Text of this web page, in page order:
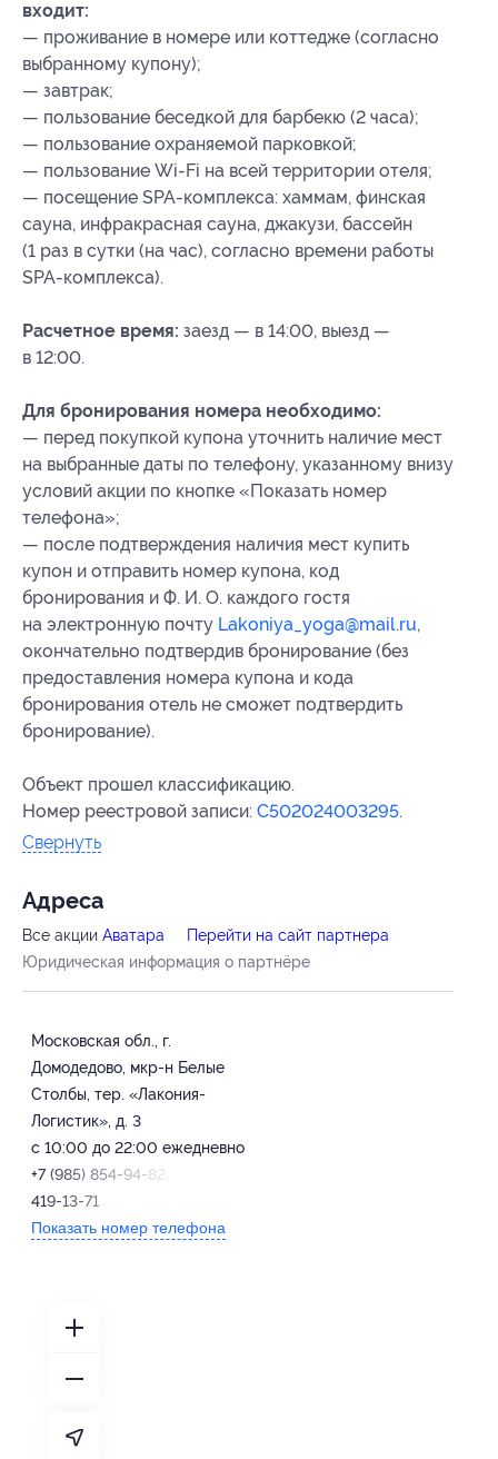
входит:
— проживание в номере или коттедже (согласно
выбранному купону);
— завтрак;
— пользование беседкой для барбекю (2 часа);
— пользование охраняемой парковкой;
— пользование Wi-Fi на всей территории отеля;
— посещение SPA-комплекса: хаммам, финская
сауна, инфракрасная сауна, джакузи, бассейн
(1 раз в сутки (на час), согласно времени работы
SPA-комплекса).
Расчетное время: заезд — в 14:00, выезд —
в 12:00.
Для бронирования номера необходимо:
— перед покупкой купона уточнить наличие мест
на выбранные даты по телефону, указанному внизу
условий акции по кнопке «Показать номер
телефона»;
— после подтверждения наличия мест купить
купон и отправить номер купона, код
бронирования и Ф. И. О. каждого гостя
на электронную почту Lakoniya_yoga@mail.ru,
окончательно подтвердив бронирование (без
предоставления номера купона и кода
бронирования отель не сможет подтвердить
бронирование).
Объект прошел классификацию.
Номер реестровой записи: С502024003295.
Свернуть
Адресa
Все акции Аватара
Перейти на сайт партнера
Юридическая информация о партнёре
Московская обл., г.
Домодедово, мкр-н Белые
Столбы, тер. «Лакония-
Логистик», д. 3
с 10:00 до 22:00 ежедневно
+7 (985) 854-94-82, +7 (495)
419-13-71
Показать номер телефона